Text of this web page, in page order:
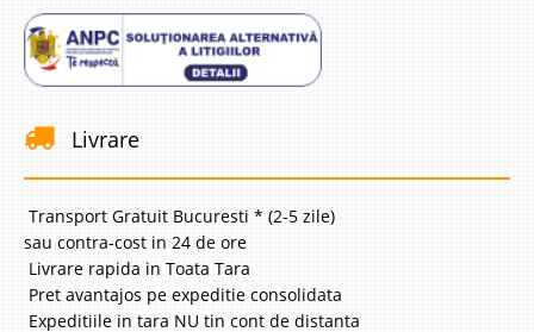
Livrare
Transport Gratuit Bucuresti * (2-5 zile)
sau contra-cost in 24 de ore
Livrare rapida in Toata Tara
Pret avantajos pe expeditie consolidata
Expeditiile in tara NU tin cont de distanta